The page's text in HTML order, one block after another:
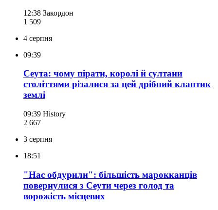
12:38 Закордон
1 509
4 серпня
09:39
Сеута: чому пірати, королі й султани
століттями різалися за цей дрібний клаптик
землі
09:39 History
2 667
3 серпня
18:51
"Нас обдурили": більшість марокканців
повернулися з Сеути через голод та
ворожість місцевих